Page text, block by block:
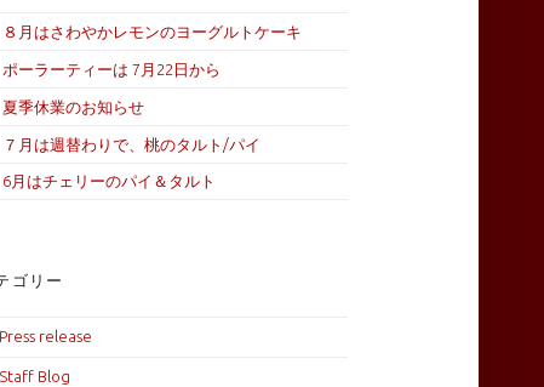
８月はさわやかレモンのヨーグルトケーキ
ポーラーティーは 7月22日から
夏季休業のお知らせ
７月は週替わりで、桃のタルト/パイ
6月はチェリーのパイ＆タルト
ゴリー
Press release
Staff Blog